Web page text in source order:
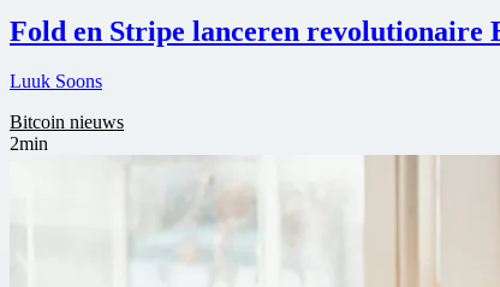
Fold en Stripe lanceren revolutionaire
Luuk Soons
Bitcoin nieuws
2min